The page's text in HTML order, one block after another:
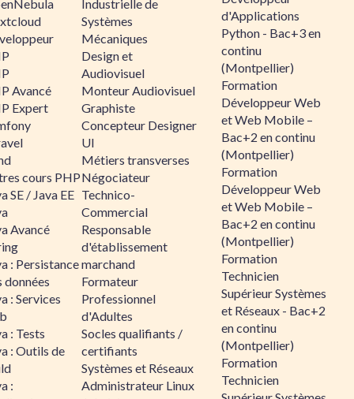
Avancé
Expert
cours PHP
SE / Java EE
Avancé
: Persistance
données
: Services
: Tests
: Outils de
:
Industrielle de
Systèmes
Mécaniques
Design et
Audiovisuel
Monteur Audiovisuel
Graphiste
Concepteur Designer
UI
Métiers transverses
Négociateur
Technico-
Commercial
Responsable
d'établissement
marchand
Formateur
Professionnel
d'Adultes
Socles qualifiants /
certifiants
Systèmes et Réseaux
Administrateur Linux
d'Applications
Python - Bac+3 en
continu
(Montpellier)
Formation
Développeur Web
et Web Mobile –
Bac+2 en continu
(Montpellier)
Formation
Développeur Web
et Web Mobile –
Bac+2 en continu
(Montpellier)
Formation
Technicien
Supérieur Systèmes
et Réseaux - Bac+2
en continu
(Montpellier)
Formation
Technicien